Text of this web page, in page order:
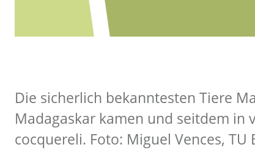
Die sicherlich bekanntesten Tiere
Madagaskar kamen und seitdem in
cocquereli. Foto: Miguel Vences, TU